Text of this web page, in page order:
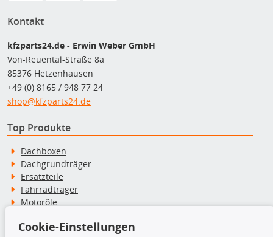
Kontakt
kfzparts24.de - Erwin Weber GmbH
Von-Reuental-Straße 8a
85376 Hetzenhausen
+49 (0) 8165 / 948 77 24
shop@kfzparts24.de
Top Produkte
Dachboxen
Dachgrundträger
Ersatzteile
Fahrradträger
Motoröle
Schneeketten
Cookie-Einstellungen